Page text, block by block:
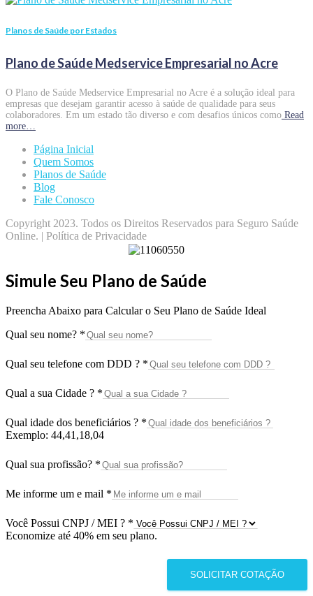
Planos de Saúde por Estados
Plano de Saúde Medservice Empresarial no Acre
O Plano de Saúde Medservice Empresarial no Acre é a solução ideal para
empresas que desejam garantir acesso à saúde de qualidade para seus
colaboradores. Em um estado tão diverso e com desafios únicos como Read
more…
Página Inicial
Quem Somos
Planos de Saúde
Blog
Fale Conosco
Copyright 2023. Todos os Direitos Reservados para Seguro Saúde
Online. | Política de Privacidade
Simule Seu Plano de Saúde
Preencha Abaixo para Calcular o Seu Plano de Saúde Ideal
Qual seu nome? *
Qual seu telefone com DDD ? *
Qual a sua Cidade ? *
Qual idade dos beneficiários ? *
Exemplo: 44,41,18,04
Qual sua profissão? *
Me informe um e mail *
Você Possui CNPJ / MEI ? *
Economize até 40% em seu plano.
SOLICITAR COTAÇÃO